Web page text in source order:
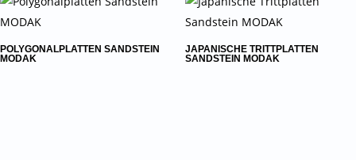
POLYGONALPLATTEN SANDSTEIN
MODAK
JAPANISCHE TRITTPLATTEN
SANDSTEIN MODAK